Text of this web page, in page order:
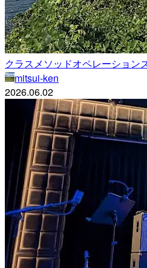
クラスメソッドオペレーション
mitsui-ken
2026.06.02